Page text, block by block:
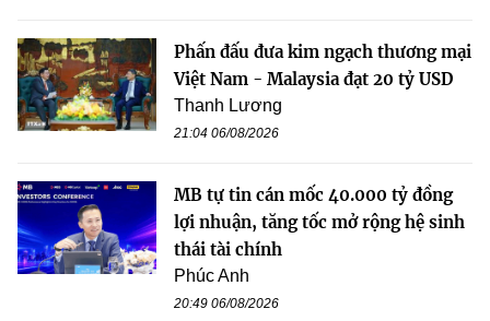
Phấn đấu đưa kim ngạch thương mại
Việt Nam - Malaysia đạt 20 tỷ USD
Thanh Lương
21:04 06/08/2026
MB tự tin cán mốc 40.000 tỷ đồng
lợi nhuận, tăng tốc mở rộng hệ sinh
thái tài chính
Phúc Anh
20:49 06/08/2026